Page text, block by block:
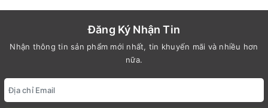
Đăng Ký Nhận Tin
Nhận thông tin sản phẩm mới nhất, tin khuyến mãi và nhiều hơn
nữa.